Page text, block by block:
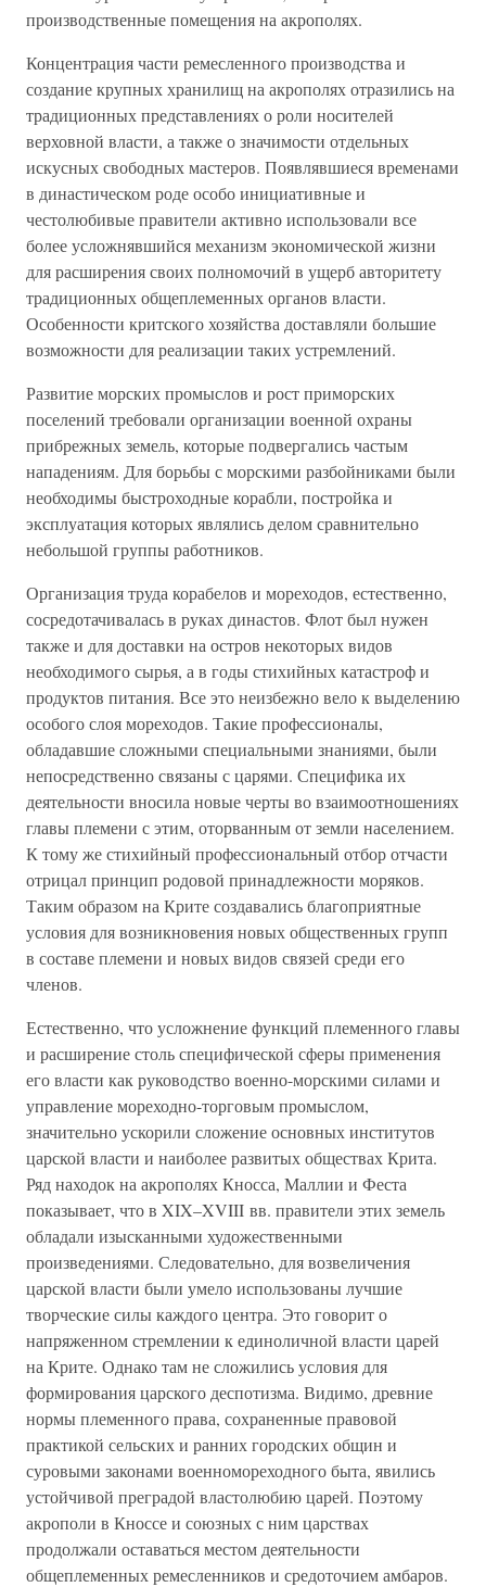
производственные помещения на акрополях.
Концентрация части ремесленного производства и
создание крупных хранилищ на акрополях отразились на
традиционных представлениях о роли носителей
верховной власти, а также о значимости отдельных
искусных свободных мастеров. Появлявшиеся временами
в династическом роде особо инициативные и
честолюбивые правители активно использовали все
более усложнявшийся механизм экономической жизни
для расширения своих полномочий в ущерб авторитету
традиционных общеплеменных органов власти.
Особенности критского хозяйства доставляли большие
возможности для реализации таких устремлений.
Развитие морских промыслов и рост приморских
поселений требовали организации военной охраны
прибрежных земель, которые подвергались частым
нападениям. Для борьбы с морскими разбойниками были
необходимы быстроходные корабли, постройка и
эксплуатация которых являлись делом сравнительно
небольшой группы работников.
Организация труда корабелов и мореходов, естественно,
сосредотачивалась в руках династов. Флот был нужен
также и для доставки на остров некоторых видов
необходимого сырья, а в годы стихийных катастроф и
продуктов питания. Все это неизбежно вело к выделению
особого слоя мореходов. Такие профессионалы,
обладавшие сложными специальными знаниями, были
непосредственно связаны с царями. Специфика их
деятельности вносила новые черты во взаимоотношениях
главы племени с этим, оторванным от земли населением.
К тому же стихийный профессиональный отбор отчасти
отрицал принцип родовой принадлежности моряков.
Таким образом на Крите создавались благоприятные
условия для возникновения новых общественных групп
в составе племени и новых видов связей среди его
членов.
Естественно, что усложнение функций племенного главы
и расширение столь специфической сферы применения
его власти как руководство военно-морскими силами и
управление мореходно-торговым промыслом,
значительно ускорили сложение основных институтов
царской власти и наиболее развитых обществах Крита.
Ряд находок на акрополях Кносса, Маллии и Феста
показывает, что в XIX–XVIII вв. правители этих земель
обладали изысканными художественными
произведениями. Следовательно, для возвеличения
царской власти были умело использованы лучшие
творческие силы каждого центра. Это говорит о
напряженном стремлении к единоличной власти царей
на Крите. Однако там не сложились условия для
формирования царского деспотизма. Видимо, древние
нормы племенного права, сохраненные правовой
практикой сельских и ранних городских общин и
суровыми законами военномореходного быта, явились
устойчивой преградой властолюбию царей. Поэтому
акрополи в Кноссе и союзных с ним царствах
продолжали оставаться местом деятельности
общеплеменных ремесленников и средоточием амбаров.